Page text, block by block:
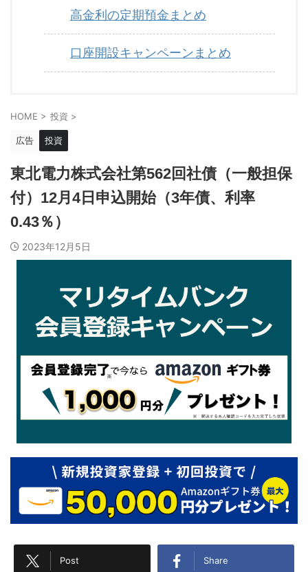
高金利の定期預金まとめ
口座開設キャンペーンまとめ
HOME > 投資 >
広告 投資
東北電力株式会社第562回社債（一般担保
付）12月4日申込開始（3年債、利率
0.43％）
2023年12月5日
Post Share